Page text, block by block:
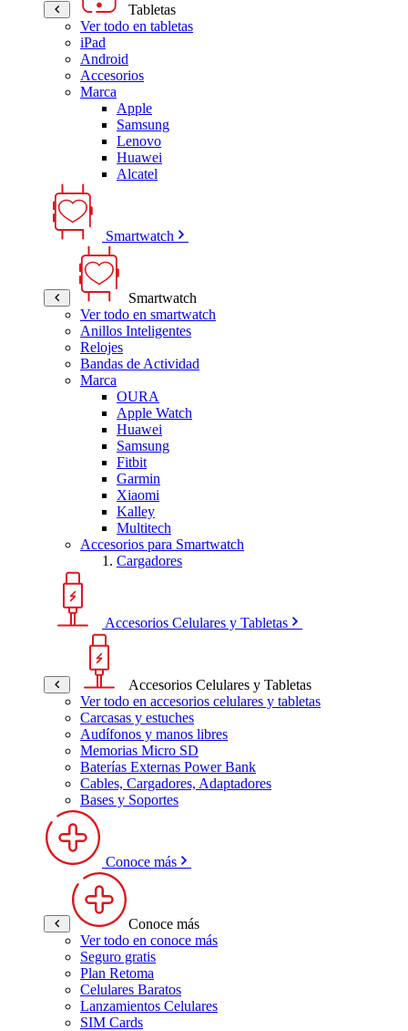
Tabletas
Ver todo en tabletas
iPad
Android
Accesorios
Marca
Apple
Samsung
Lenovo
Huawei
Alcatel
Smartwatch
Smartwatch
Ver todo en smartwatch
Anillos Inteligentes
Relojes
Bandas de Actividad
Marca
OURA
Apple Watch
Huawei
Samsung
Fitbit
Garmin
Xiaomi
Kalley
Multitech
Accesorios para Smartwatch
Cargadores
Accesorios Celulares y Tabletas
Accesorios Celulares y Tabletas
Ver todo en accesorios celulares y tabletas
Carcasas y estuches
Audífonos y manos libres
Memorias Micro SD
Baterías Externas Power Bank
Cables, Cargadores, Adaptadores
Bases y Soportes
Conoce más
Conoce más
Ver todo en conoce más
Seguro gratis
Plan Retoma
Celulares Baratos
Lanzamientos Celulares
SIM Cards